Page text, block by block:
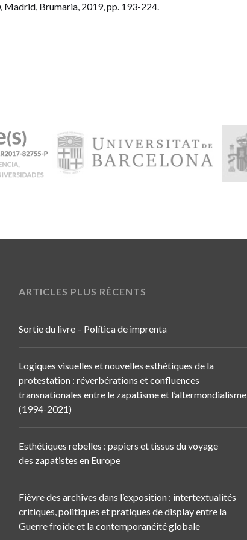
Madrid, Brumaria, 2019, pp. 193-224.
ARTICLES PLUS RÉCENTS
Sortie du livre – Política de imprenta
Logiques visuelles et nouvelles esthétiques de la
protestation : réverbérations et confluences
transnationales entre le zapatisme et l’altermondialisme
(1994-2021)
Esthétiques rebelles : papiers et tissus du voyage
des zapatistes en Europe
Fièvre des archives dans l’exposition : intertextualités
critiques, politiques et pratiques de display entre la
Guerre froide et la contemporanéité globale